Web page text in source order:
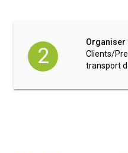
2
Clients/
transport